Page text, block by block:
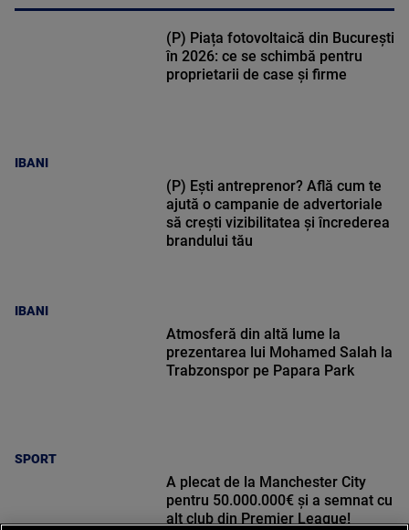
IBANI
(P) Piața fotovoltaică din București
în 2026: ce se schimbă pentru
proprietarii de case și firme
IBANI
(P) Ești antreprenor? Află cum te
ajută o campanie de advertoriale
să crești vizibilitatea și încrederea
brandului tău
SPORT
Atmosferă din altă lume la
prezentarea lui Mohamed Salah la
Trabzonspor pe Papara Park
A plecat de la Manchester City
pentru 50.000.000€ și a semnat cu
alt club din Premier League!